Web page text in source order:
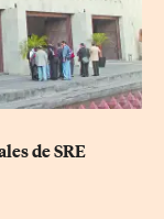
de SRE